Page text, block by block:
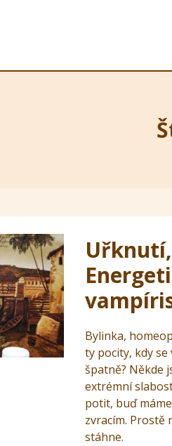
Bylinka,
ty pocity, kdy se
špatně? Někde
extrémní
potit, buď
zvracím. Prostě
stáhne.